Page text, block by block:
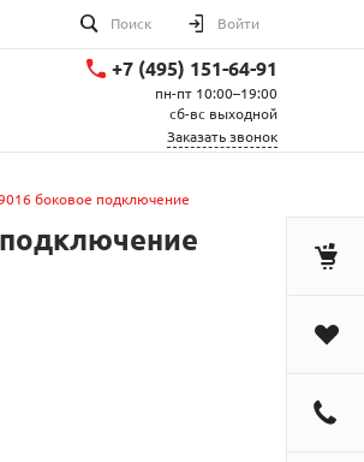
Поиск Войти
+7 (495) 151-64-91
пн-пт 10:00–19:00
сб-вс выходной
Заказать звонок
боковое подключение